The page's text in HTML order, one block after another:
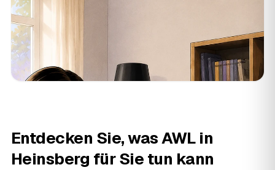
Entdecken Sie, was AWL in
Heinsberg für Sie tun kann